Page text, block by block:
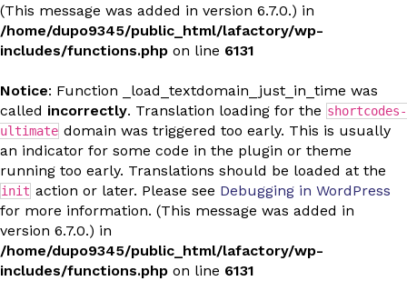
(This message was added in version 6.7.0.) in
/home/dupo9345/public_html/lafactory/wp-
includes/functions.php on line 6131
Notice: Function _load_textdomain_just_in_time was
called incorrectly. Translation loading for the shortcodes-
ultimate domain was triggered too early. This is usually
an indicator for some code in the plugin or theme
running too early. Translations should be loaded at the
init action or later. Please see Debugging in WordPress
for more information. (This message was added in
version 6.7.0.) in
/home/dupo9345/public_html/lafactory/wp-
includes/functions.php on line 6131